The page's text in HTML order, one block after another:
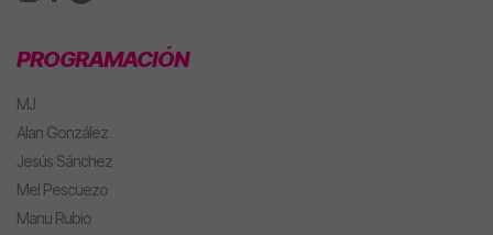
PROGRAMACIÓN
MJ
Alan González
Jesús Sánchez
Mel Pescuezo
Manu Rubio